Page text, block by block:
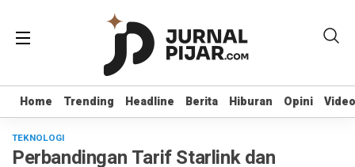
Home Trending Headline Berita Hiburan Opini Video
Home Trending Headline Berita Hiburan Opini Video
TEKNOLOGI
Perbandingan Tarif Starlink dan